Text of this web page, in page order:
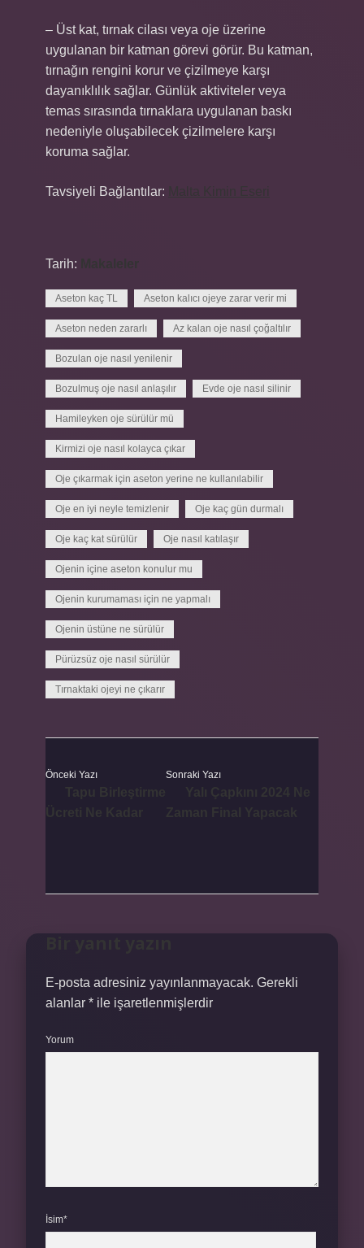
– Üst kat, tırnak cilası veya oje üzerine
uygulanan bir katman görevi görür. Bu katman,
tırnağın rengini korur ve çizilmeye karşı
dayanıklılık sağlar. Günlük aktiviteler veya
temas sırasında tırnaklara uygulanan baskı
nedeniyle oluşabilecek çizilmelere karşı
koruma sağlar.
Tavsiyeli Bağlantılar:
Tarih:
Aseton kaç TL Aseton kalıcı ojeye zarar verir mi
Aseton neden zararlı Az kalan oje nasıl çoğaltılır
Bozulan oje nasıl yenilenir
Bozulmuş oje nasıl anlaşılır Evde oje nasıl silinir
Hamileyken oje sürülür mü
Kirmizi oje nasıl kolayca çıkar
Oje çıkarmak için aseton yerine ne kullanılabilir
Oje en iyi neyle temizlenir Oje kaç gün durmalı
Oje kaç kat sürülür Oje nasıl katılaşır
Ojenin içine aseton konulur mu
Ojenin kurumaması için ne yapmalı
Ojenin üstüne ne sürülür
Pürüzsüz oje nasıl sürülür
Tırnaktaki ojeyi ne çıkarır
Önceki Yazı Sonraki Yazı
E-posta adresiniz yayınlanmayacak. Gerekli
alanlar * ile işaretlenmişlerdir
Yorum
İsim*